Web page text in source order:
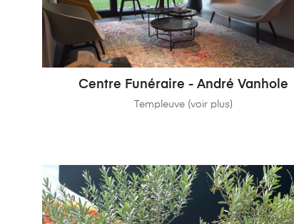
Centre Funéraire - André Vanhole
Templeuve (voir plus)